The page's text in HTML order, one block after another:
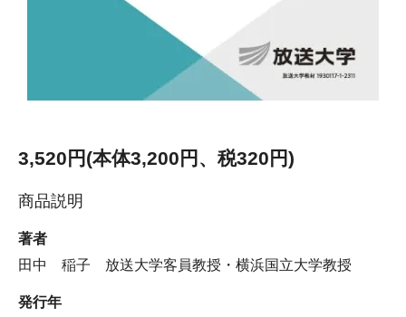
3,520円(本体3,200円、税320円)
商品説明
著者
田中 稲子 放送大学客員教授・横浜国立大学教授
発行年